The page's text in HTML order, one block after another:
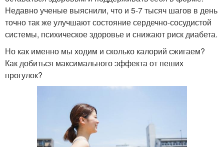
Недавно ученые выяснили, что и 5-7 тысяч шагов в день
точно так же улучшают состояние сердечно-сосудистой
системы, психическое здоровье и снижают риск диабета.
Но как именно мы ходим и сколько калорий сжигаем?
Как добиться максимального эффекта от пеших
прогулок?